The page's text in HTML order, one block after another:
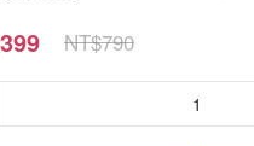
NT$790